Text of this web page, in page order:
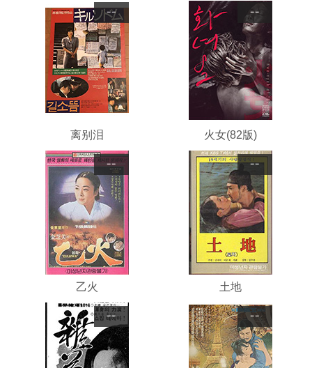
--
离别泪
--
火女(82版)
--
乙火
--
土地
-- --